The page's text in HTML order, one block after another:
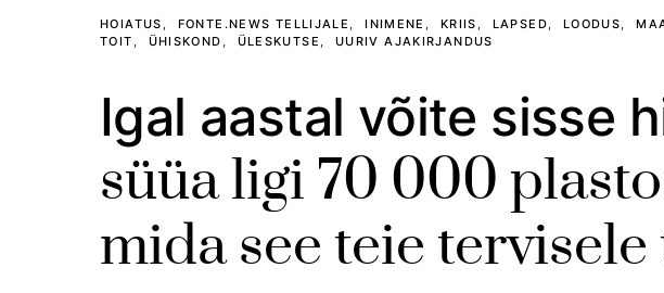
HOIATUS FONTE.NEWS TELLIJALE INIMENE KRIIS LAPSED LOODUS
TOIT
ÜHISKOND ÜLESKUTSE UURIV AJAKIRJANDUS
Igal aastal võite sisse
süüa ligi 70 000
mida see teie